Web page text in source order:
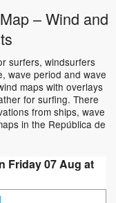
– Wind and
surfers, windsurfers
wave period and wave
maps with overlays
for surfing. There
from ships, wave
in the República de
Friday 07 Aug at